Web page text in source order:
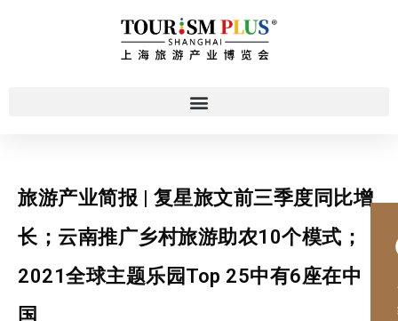
旅游产业简报 | 复星旅文前三季度同比增
长；云南推广乡村旅游助农10个模式；
2021全球主题乐园Top 25中有6座在中
国